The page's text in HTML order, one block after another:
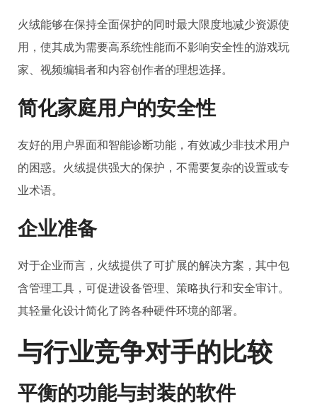
火绒能够在保持全面保护的同时最大限度地减少资源使
用，使其成为需要高系统性能而不影响安全性的游戏玩
家、视频编辑者和内容创作者的理想选择。
简化家庭用户的安全性
友好的用户界面和智能诊断功能，有效减少非技术用户
的困惑。火绒提供强大的保护，不需要复杂的设置或专
业术语。
企业准备
对于企业而言，火绒提供了可扩展的解决方案，其中包
含管理工具，可促进设备管理、策略执行和安全审计。
其轻量化设计简化了跨各种硬件环境的部署。
与行业竞争对手的比较
平衡的功能与封装的软件